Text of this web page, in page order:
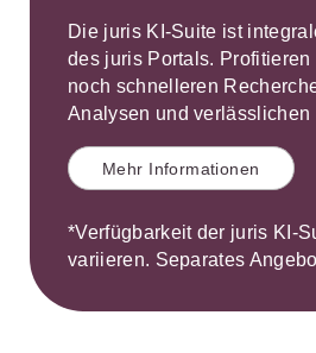
Die juris KI-Suite ist
des juris Portals.
noch schnelleren
Analysen und verlässlichen
Mehr Informationen
*Verfügbarkeit der juris KI-
variieren. Separates